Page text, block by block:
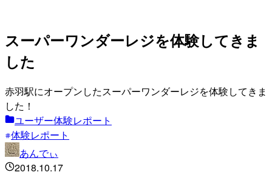
スーパーワンダーレジを体験してきま
した
赤羽駅にオープンしたスーパーワンダーレジを体験してきま
した！
ユーザー体験レポート
体験レポート
あんでぃ
2018.10.17